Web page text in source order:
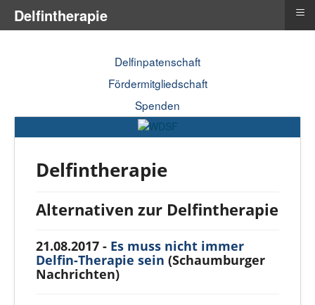
Delfinpatenschaft
Fördermitgliedschaft
Spenden
Delfintherapie
Alternativen zur Delfintherapie
21.08.2017 - Es muss nicht immer
Delfin-Therapie sein (Schaumburger
Nachrichten)
Delfintherapie ≡